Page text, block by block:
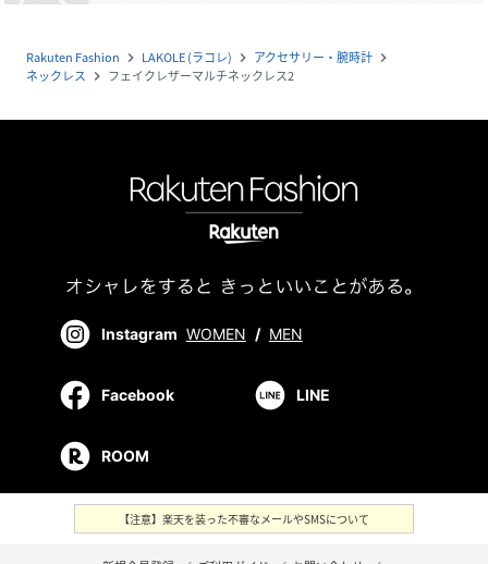
Rakuten Fashion navigate_next LAKOLE (ラコレ) navigate_next アクセサリー・腕時計 navigate_next
ネックレス navigate_next フェイクレザーマルチネックレス2
Instagram WOMEN / MEN
Facebook LINE
ROOM
【注意】楽天を装った不審なメールやSMSについて